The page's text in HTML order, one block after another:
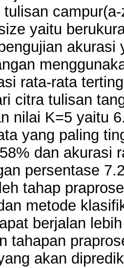
yaitu
rata-rata
citra tulisan
nilai K=5 yaitu
yang paling
dan akurasi
persentase
tahap
metode
berjalan
tahapan
akan